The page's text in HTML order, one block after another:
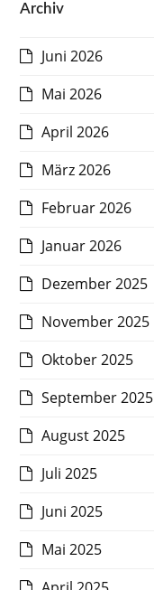
Archiv
Juni 2026
Mai 2026
April 2026
März 2026
Februar 2026
Januar 2026
Dezember 2025
November 2025
Oktober 2025
September 2025
August 2025
Juli 2025
Juni 2025
Mai 2025